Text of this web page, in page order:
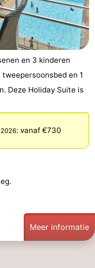
en 3 kinderen
en 1
Deze Holiday Suite is
2026: vanaf €730
Meer informatie